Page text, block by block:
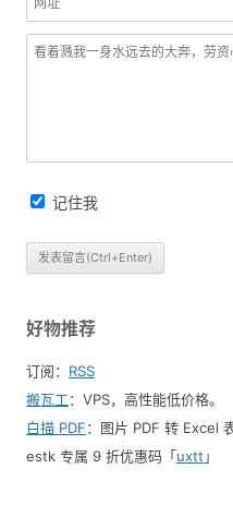
记住我
好物推荐
订阅： RSS
搬瓦工：VPS，高性能低价格。️
白描 PDF：图片 PDF 转 Excel
estk 专属 9 折优惠码「uxtt 」